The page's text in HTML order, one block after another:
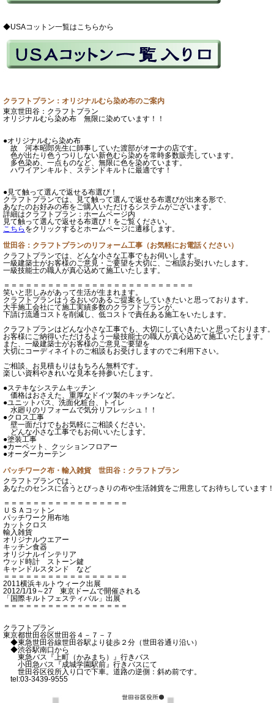
◆USAコットン一覧はこちらから
クラフトプラン：オリジナルむら染め布のご案内
東京世田谷：クラフトプラン
オリジナルむら染め布 無限に染めています！！
●オリジナルむら染め布
故 河本昭郎先生に師事していた渡部がオーナの店です。
色が出たり色うつりしない新色むら染めを常時多数販売しています。
多色染め、一点ものなど、無限に色を染めています。
ハワイアンキルト、ステンドキルトに最適です！
●見て触って選んで返せる布選び！
クラフトプランでは、見て触って選んで返せる布選びが出来る形で、
あなたのお好みの布をご購入いただけるシステムがございます。
詳細はクラフトプラン：ホームページ内
見て触って選んで返せる布選び！をご覧ください。
こちら をクリックするとホームページに遷移します。
世田谷：クラフトプランのリフォーム工事（お気軽にお電話ください）
クラフトプランでは、どんな小さな工事でもお伺いします。
一級建築士がお客様のご意見・ご要望を大切に、ご相談お受けいたします。
一級技能士の職人が真心込めて施工いたします。
＝＝＝＝＝＝＝＝＝＝＝＝＝＝＝＝＝＝＝＝＝＝＝＝＝＝
笑いと悲しみがあって生活が生まれます。
クラフトプランはうるおいのあるご提案をしていきたいと思っております。
大手施工会社にて施工実績多数のクラフトプランが、
下請け流通コストを削減し、低コストで責任ある施工をいたします。
クラフトプランはどんな小さな工事でも、大切にしていきたいと思っております。
お客様にご納得いただけるよう一級技能士の職人が真心込めて施工いたします。
また、一級建築士がお客様のご意見ご要望を
大切にコーディネイトのご相談もお受けしますのでご利用下さい。
ご相談、お見積もりはもちろん無料です。
楽しい資料やきれいな見本を持参いたします。
●ステキなシステムキッチン
価格はおさえた、重厚なドイツ製のキッチンなど。
●ユニットバス、洗面化粧台、トイレ
水廻りのリフォームで気分リフレッシュ！！
●クロス工事
壁一面だけでもお気軽にご相談ください。
どんな小さな工事でもお伺いいたします。
●塗装工事
●カーペット、クッションフロアー
●オーダーカーテン
パッチワーク布・輸入雑貨 世田谷：クラフトプラン
クラフトプランでは、
あなたのセンスに合うとびっきりの布や生活雑貨をご用意してお待ちしています！
＝＝＝＝＝＝＝＝＝＝＝＝＝＝＝＝＝
ＵＳＡコットン
パッチワーク用布地
カットクロス
輸入雑貨
オリジナルウエアー
キッチン食器
オリジナルインテリア
ウッド時計 ストーン鍵
キャンドルスタンド など
＝＝＝＝＝＝＝＝＝＝＝＝＝＝＝＝＝
2011横浜キルトウィーク出展
2012/1/19～27 東京ドームで開催される
「国際キルトフェスティバル」出展
＝＝＝＝＝＝＝＝＝＝＝＝＝＝＝＝＝
クラフトプラン
東京都世田谷区世田谷４－７－７
◆東急世田谷線世田谷駅より徒歩２分（世田谷通り沿い）
◆渋谷駅南口から
東急バス『上町（かみまち）』行きバス
小田急バス『成城学園駅前』行きバスにて
世田谷区役所入り口で下車。道路の逆側：斜め前です。
tel:03-3439-9555